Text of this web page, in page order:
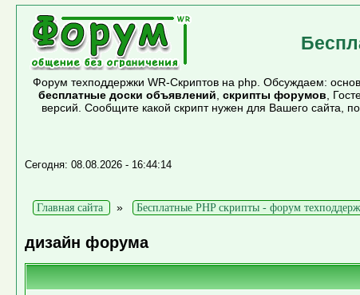
Форум техподдержки WR-Скриптов на php. Обсуждаем:
бесплатные доски объявлений скрипты форумов ,
версий. Сообщите какой скрипт нужен для Вашего сайта,
Сегодня: 08.08.2026 - 16:44:14
Главная сайта » Бесплатные PHP скрипты - форум
дизайн форума